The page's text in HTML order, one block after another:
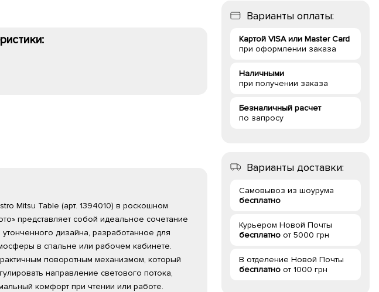
Mitsu Table (арт. 1394010) в роскошном
представляет собой идеальное сочетание
дизайна, разработанное для
в спальне или рабочем кабинете.
поворотным механизмом, который
направление светового потока,
комфорт при чтении или работе.
Варианты оплаты:
Картой VISA или Master Card
при оформлении заказа
Наличными
при получении заказа
Безналичный расчет
по запросу
Варианты доставки:
Самовывоз из шоурума
бесплатно
Курьером Новой Почты
бесплатно от 5000 грн
В отделение Новой Почты
бесплатно от 1000 грн